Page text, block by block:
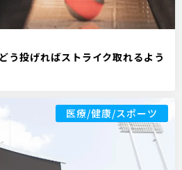
う投げればストライク取れるよう
医療/健康/スポーツ